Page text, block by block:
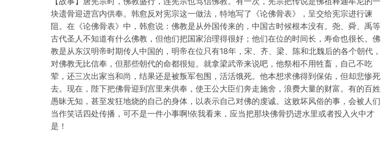
块遗骨迎进宫内供奉。韩愈反对宪宗这一做法，特地写了《论佛骨表》，呈交给宪宗进行谏
阻。在《论佛骨表》中，韩愈说：佛教是从外国传来的，中国古时候根本没有。尧、舜、禹等
古代圣人不知道有什么佛教，但他们把国家治理得很好；他们在位的时间长，寿命也很长。佛
教是从东汉明帝时期传人中国的，明帝在位只有18年，宋、齐、梁、陈和北魏后的各个朝代，
对佛教无比信奉，但那些朝代的命都很短。就拿梁武帝来说吧，他祭相不用牲畜，自己不吃
荤，还三次出家当和尚，结果还是被叛军包围，活活饿死。他本想求佛得到保佑，但却悲惨死
去。现在，陛下把佛骨迎到宫里来供奉，使王公大臣们奔走施舍，浪费大量的财富。有的百姓
愚昧无知，甚至发狂地烧的自己的身体，以表示自己对佛的虔诚。这败坏风俗的事，会被人们
当作笑话四处传播，可不是一件小事啊!依我看来，应当把那块佛骨扔进水里或者投入火中才
是！